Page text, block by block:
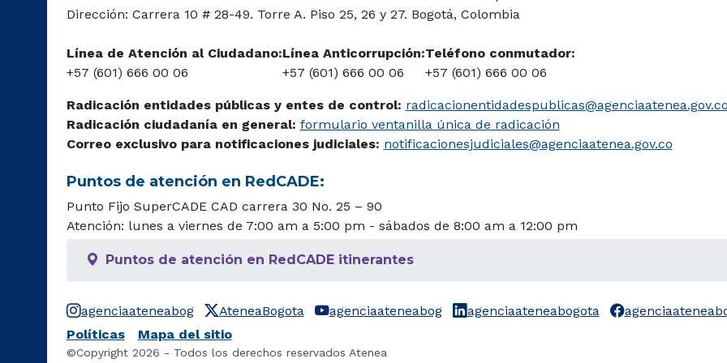
Dirección: Carrera 10 # 28-49. Torre A. Piso 25, 26 y 27. Bogotá, Colombia
Línea de Atención al Ciudadano:
+57 (601) 666 00 06
Línea Anticorrupción:
+57 (601) 666 00 06
Teléfono conmutador:
+57 (601) 666 00 06
Radicación entidades públicas y entes de control: radicacionentidadespublicas@agenciaatenea.gov.co
Radicación ciudadanía en general: formulario ventanilla única de radicación
Correo exclusivo para notificaciones judiciales: notificacionesjudiciales@agenciaatenea.gov.co
Puntos de atención en RedCADE:
Punto Fijo SuperCADE CAD carrera 30 No. 25 – 90
Atención: lunes a viernes de 7:00 am a 5:00 pm - sábados de 8:00 am a 12:00 pm
Puntos de atención en RedCADE itinerantes
agenciaateneabog AteneaBogota agenciaateneabog agenciaateneabogota
Políticas
Mapa del sitio
©Copyright 2026 - Todos los derechos reservados Atenea